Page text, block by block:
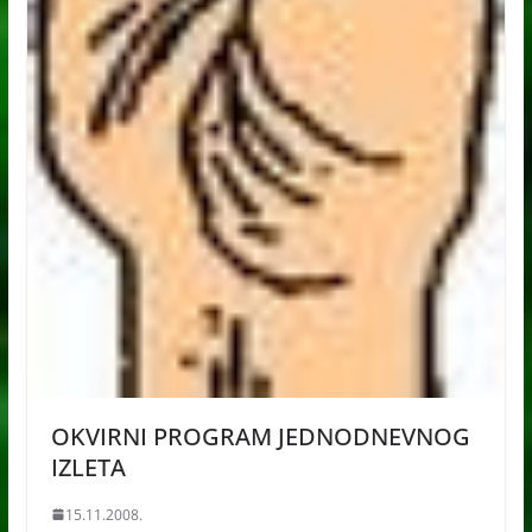
OKVIRNI PROGRAM JEDNODNEVNOG
IZLETA
15.11.2008.